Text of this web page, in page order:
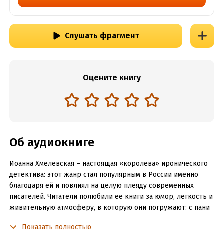
Слушать фрагмент
Оцените книгу
Об аудиокниге
Иоанна Хмелевская – настоящая «королева» иронического
детектива: этот жанр стал популярным в России именно
благодаря ей и повлиял на целую плеяду современных
писателей. Читатели полюбили ее книги за юмор, легкость и
живительную атмосферу, в которую они погружают: с пани
умные и тонкие романы стоят гораздо выше простой
Показать полностью